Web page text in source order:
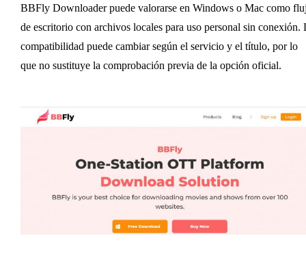
BBFly Downloader puede valorarse en Windows o Mac como
de escritorio con archivos locales para uso personal sin conexión.
compatibilidad puede cambiar según el servicio y el título, por lo
que no sustituye la comprobación previa de la opción oficial.